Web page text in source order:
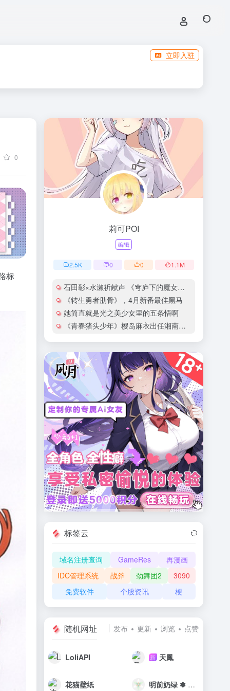
立即入驻
0
标
莉可POI
编辑
2.5K 0 0 1.1M
石田彰×水濑祈献声 《穹庐下的魔女》新角色声优揭晓
《转生勇者肋骨》，4月新番最佳黑马
她简直就是光之美少女里的五条悟啊
《青春猪头少年》樱岛麻衣出任湘南宣传大使！
标签云
域名注册查询 GameRes
再漫画
IDC管理系统
战斧 劲舞团2
3090
免费软件
个股资讯 梗
随机网址 发布 更新 浏览 点赞
LoliAPI 新 天鳳
花猫壁纸 明前奶绿 ✽ LAPLACE